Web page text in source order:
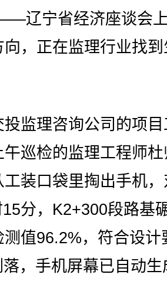
辽宁省经济座谈会
向，正在监理行业找
理咨询公司的项目
巡检的监理工程师
装口袋里掏出手机
15分，K2+300段路基
值96.2%，符合设计
落，手机屏幕已自动生